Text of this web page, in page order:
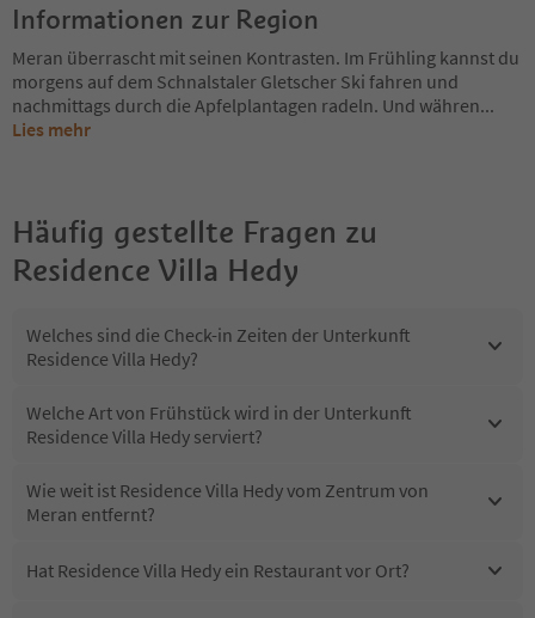
Informationen zur Region
Meran überrascht mit seinen Kontrasten. Im Frühling kannst du
morgens auf dem Schnalstaler Gletscher Ski fahren und
nachmittags durch die Apfelplantagen radeln. Und währen...
Lies mehr
Häufig gestellte Fragen zu
Residence Villa Hedy
Welches sind die Check-in Zeiten der Unterkunft
Residence Villa Hedy?
Welche Art von Frühstück wird in der Unterkunft
Residence Villa Hedy serviert?
Wie weit ist Residence Villa Hedy vom Zentrum von
Meran entfernt?
Hat Residence Villa Hedy ein Restaurant vor Ort?